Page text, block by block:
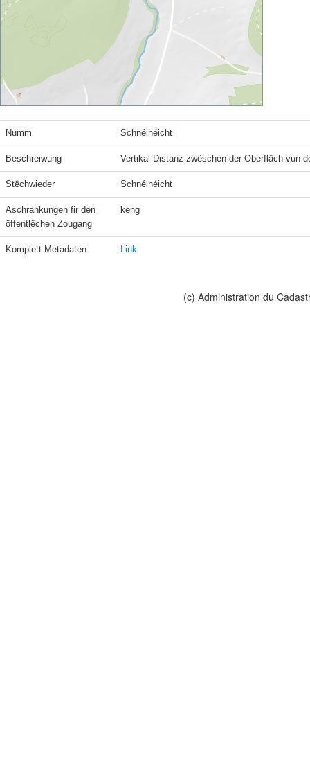
Numm Schnéihéicht
Beschreiwung Vertikal Distanz zwëschen der Oberfläch vun
Stëchwieder Schnéihéicht
Aschränkungen fir den
öffentlëchen Zougang
keng
Komplett Metadaten Link
(c) Administration du